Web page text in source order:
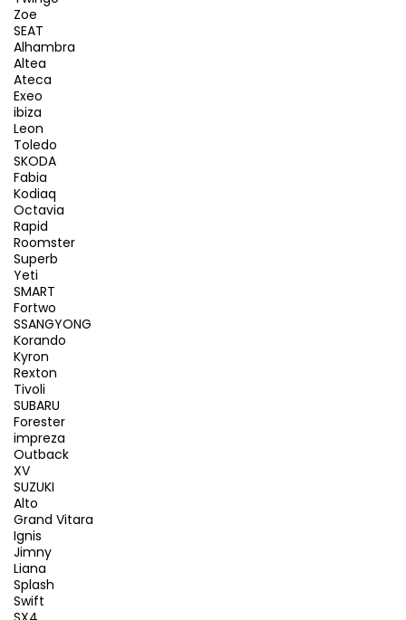
Zoe
SEAT
Alhambra
Altea
Ateca
Exeo
ibiza
Leon
Toledo
SKODA
Fabia
Kodiaq
Octavia
Rapid
Roomster
Superb
Yeti
SMART
Fortwo
SSANGYONG
Korando
Kyron
Rexton
Tivoli
SUBARU
Forester
impreza
Outback
XV
SUZUKI
Alto
Grand Vitara
Ignis
Jimny
Liana
Splash
Swift